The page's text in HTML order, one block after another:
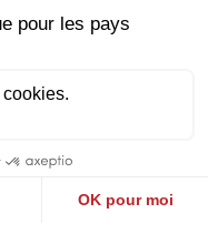
une telle foi ! »
bonne santé.